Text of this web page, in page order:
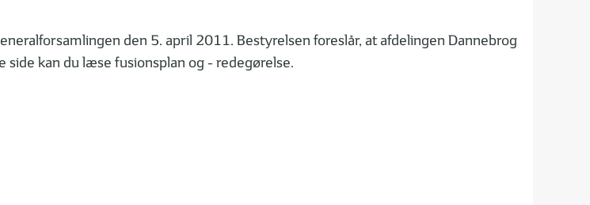
den 5. april 2011. Bestyrelsen foreslår, at afdelingen Dannebrog
kan du læse fusionsplan og - redegørelse.